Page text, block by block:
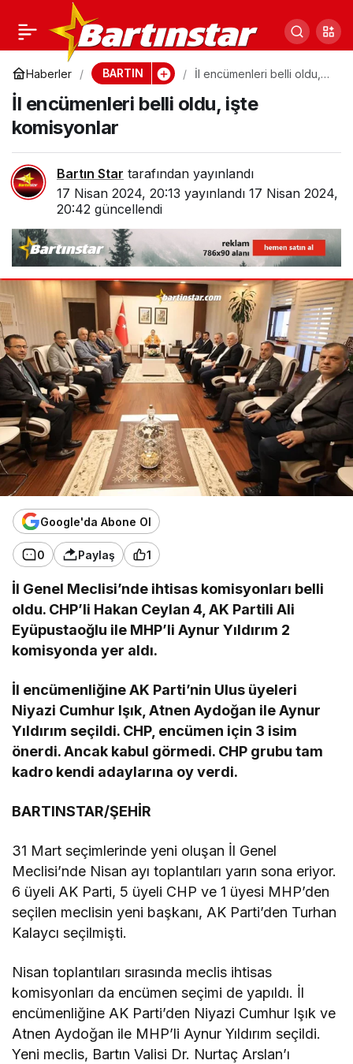
Haberler BARTIN
İl encümenleri belli oldu,
İl encümenleri belli oldu, işte
komisyonlar
Bartın Star tarafından yayınlandı
17 Nisan 2024, 20:13 yayınlandı 17 Nisan 2024,
20:42 güncellendi
Google'da Abone Ol
0 Paylaş 1
İl Genel Meclisi’nde ihtisas komisyonları belli
oldu. CHP’li Hakan Ceylan 4, AK Partili Ali
Eyüpustaoğlu ile MHP’li Aynur Yıldırım 2
komisyonda yer aldı.
İl encümenliğine AK Parti’nin Ulus üyeleri
Niyazi Cumhur Işık, Atnen Aydoğan ile Aynur
Yıldırım seçildi. CHP, encümen için 3 isim
önerdi. Ancak kabul görmedi. CHP grubu tam
kadro kendi adaylarına oy verdi.
BARTINSTAR/ŞEHİR
31 Mart seçimlerinde yeni oluşan İl Genel
Meclisi’nde Nisan ayı toplantıları yarın sona eriyor.
6 üyeli AK Parti, 5 üyeli CHP ve 1 üyesi MHP’den
seçilen meclisin yeni başkanı, AK Parti’den Turhan
Kalaycı seçilmişti.
Nisan toplantıları sırasında meclis ihtisas
komisyonları da encümen seçimi de yapıldı. İl
encümenliğine AK Parti’den Niyazi Cumhur Işık ve
Atnen Aydoğan ile MHP’li Aynur Yıldırım seçildi.
Yeni meclis, Bartın Valisi Dr. Nurtaç Arslan’ı
Mühür artık onlarda!
Mahallenin yeni
muhtarları
0 Paylaş